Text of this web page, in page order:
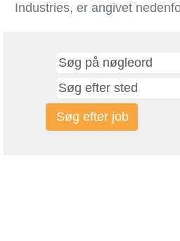
Industries, er angivet